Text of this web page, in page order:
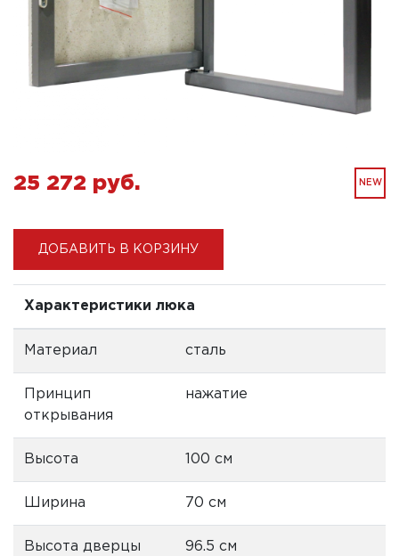
25 272 pуб. NEW
ДОБАВИТЬ В КОРЗИНУ
Характеристики люка
Материал сталь
Принцип
открывания
нажатие
Высота 100 см
Ширина 70 см
Высота дверцы 96.5 см